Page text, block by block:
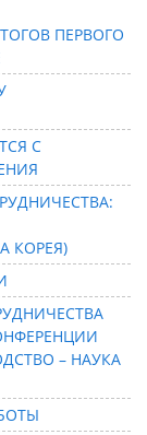
ПЕРВОГО
С
КОРЕЯ)
– НАУКА